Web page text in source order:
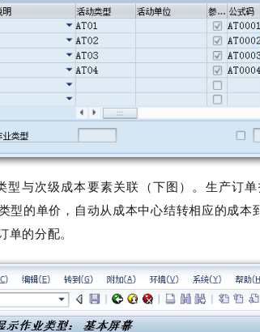
型与次级成本要素关联（下图）。生产订
型的单价，自动从成本中心结转相应的成本
单的分配。